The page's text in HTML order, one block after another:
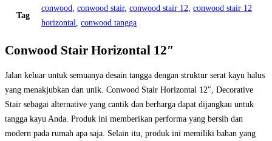
Tag
conwood, conwood stair, conwood stair 12, conwood stair 12
horizontal, conwood tangga
Conwood Stair Horizontal 12″
Jalan keluar untuk semuanya desain tangga dengan struktur serat kayu halus
yang menakjubkan dan unik. Conwood Stair Horizontal 12″, Decorative
Stair sebagai alternative yang cantik dan berharga dapat dijangkau untuk
tangga kayu Anda. Produk ini memberikan performa yang bersih dan
modern pada rumah apa saja. Selain itu, produk ini memiliki bahan yang